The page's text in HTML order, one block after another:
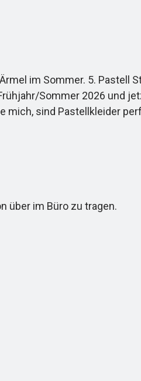
im Sommer. 5. Pastell
Sommer 2026 und
mich, sind Pastellkleider
über im Büro zu tragen.